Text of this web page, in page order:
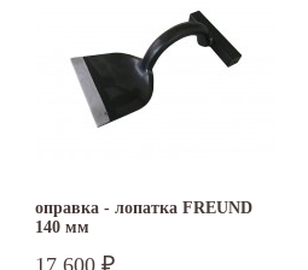
оправка - лопатка FREUND
140 мм
₽